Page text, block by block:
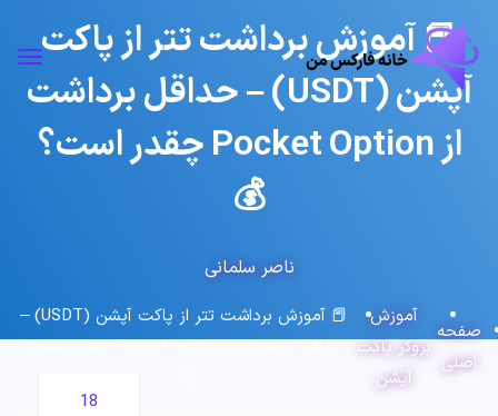
📕 آموزش برداشت تتر از پاکت
آپشن (USDT) – حداقل برداشت
از Pocket Option چقدر است؟
💰
ناصر سلمانی
صفحه
اصلی
آموزش
بروکر پاکت
آپشن
📕 آموزش برداشت تتر از پاکت آپشن (USDT) –
حداقل برداشت از Pocket Option چقدر است؟
18